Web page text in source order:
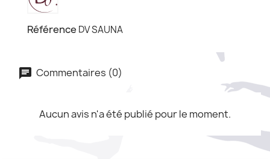
Référence DV SAUNA
Commentaires (0)
Aucun avis n'a été publié pour le moment.